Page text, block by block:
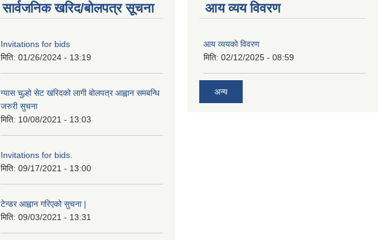
सार्वजनिक खरिद/बोलपत्र सूचना
Invitations for bids
मिति: 01/26/2024 - 13:19
ग्यास चुल्हो सेट खरिदको लागी बोलपत्र आह्वान समबन्धि
जरुरी सुचना
मिति: 10/08/2021 - 13:03
Invitations for bids.
मिति: 09/17/2021 - 13:00
टेन्डर आह्वान गरिएको सुचना |
मिति: 09/03/2021 - 13:31
आय व्यय विवरण
आय व्ययको विवरण
मिति: 02/12/2025 - 08:59
अन्य